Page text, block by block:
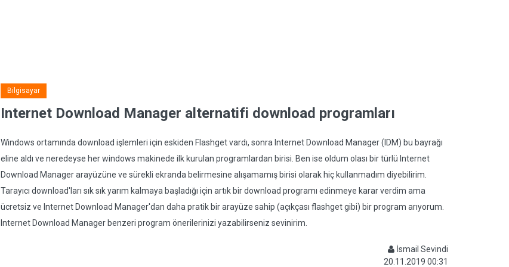
Bilgisayar
Internet Download Manager alternatifi download programları
Windows ortamında download işlemleri için eskiden Flashget vardı, sonra Internet Download Manager (IDM) bu bayrağı
eline aldı ve neredeyse her windows makinede ilk kurulan programlardan birisi. Ben ise oldum olası bir türlü Internet
Download Manager arayüzüne ve sürekli ekranda belirmesine alışamamış birisi olarak hiç kullanmadım diyebilirim.
Tarayıcı download'ları sık sık yarım kalmaya başladığı için artık bir download programı edinmeye karar verdim ama
ücretsiz ve Internet Download Manager'dan daha pratik bir arayüze sahip (açıkçası flashget gibi) bir program arıyorum.
Internet Download Manager benzeri program önerilerinizi yazabilirseniz sevinirim.
İsmail Sevindi
20.11.2019 00:31